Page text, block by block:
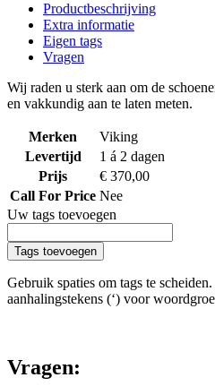
Productbeschrijving
Extra informatie
Eigen tags
Vragen
Wij raden u sterk aan om de
en vakkundig aan te laten meten.
Merken
Viking
Levertijd
1 á 2 dagen
Prijs
€ 370,00
Call For Price Nee
Uw tags toevoegen
Tags toevoegen
Gebruik spaties om tags te
aanhalingstekens (‘) voor
Vragen: